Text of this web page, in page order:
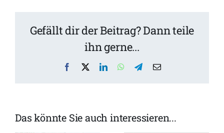
Gefällt dir der Beitrag? Dann teile
ihn gerne...
Facebook
X LinkedInWhatsApp
TelegramEmail
Das könnte Sie auch interessieren...
Saison-
Festival